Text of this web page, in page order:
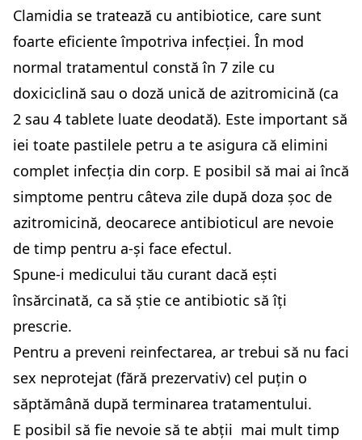
Clamidia se tratează cu antibiotice, care sunt
foarte eficiente împotriva infecției. În mod
normal tratamentul constă în 7 zile cu
doxiciclină sau o doză unică de azitromicină (ca
2 sau 4 tablete luate deodată). Este important să
iei toate pastilele petru a te asigura că elimini
complet infecția din corp. E posibil să mai ai încă
simptome pentru câteva zile după doza șoc de
azitromicină, deocarece antibioticul are nevoie
de timp pentru a-și face efectul.
Spune-i medicului tău curant dacă ești
însărcinată, ca să știe ce antibiotic să îți
prescrie.
Pentru a preveni reinfectarea, ar trebui să nu faci
sex neprotejat (fără prezervativ) cel puțin o
săptămână după terminarea tratamentului.
E posibil să fie nevoie să te abții mai mult timp